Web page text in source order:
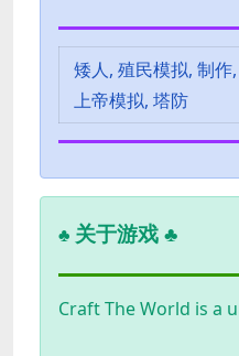
矮人, 殖民模拟, 制作
上帝模拟, 塔防
♣ 关于游戏 ♣
Craft The World is a